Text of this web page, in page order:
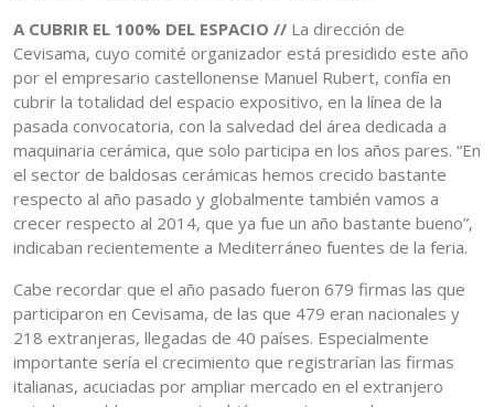
A CUBRIR EL 100% DEL ESPACIO // La dirección de
Cevisama, cuyo comité organizador está presidido este año
por el empresario castellonense Manuel Rubert, confía en
cubrir la totalidad del espacio expositivo, en la línea de la
pasada convocatoria, con la salvedad del área dedicada a
maquinaria cerámica, que solo participa en los años pares. “En
el sector de baldosas cerámicas hemos crecido bastante
respecto al año pasado y globalmente también vamos a
crecer respecto al 2014, que ya fue un año bastante bueno”,
indicaban recientemente a Mediterráneo fuentes de la feria.
Cabe recordar que el año pasado fueron 679 firmas las que
participaron en Cevisama, de las que 479 eran nacionales y
218 extranjeras, llegadas de 40 países. Especialmente
importante sería el crecimiento que registrarían las firmas
italianas, acuciadas por ampliar mercado en el extranjero